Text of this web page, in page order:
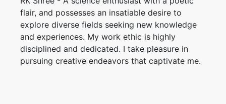
flair, and possesses an insatiable desire to
explore diverse fields seeking new knowledge
and experiences. My work ethic is highly
disciplined and dedicated. I take pleasure in
pursuing creative endeavors that captivate me.